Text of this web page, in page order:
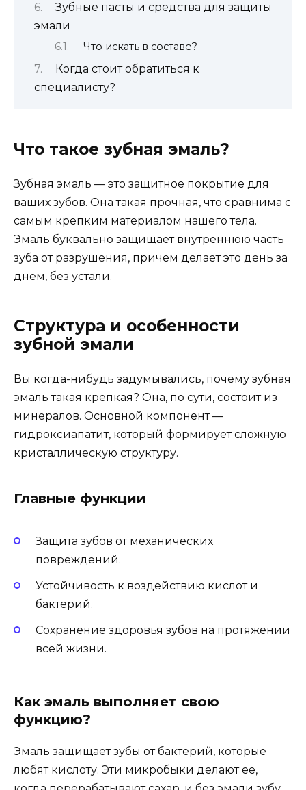
Зубные пасты и средства для защиты
эмали
Что искать в составе?
Когда стоит обратиться к
специалисту?
Что такое зубная эмаль?
Зубная эмаль — это защитное покрытие для
ваших зубов. Она такая прочная, что сравнима с
самым крепким материалом нашего тела.
Эмаль буквально защищает внутреннюю часть
зуба от разрушения, причем делает это день за
днем, без устали.
Структура и особенности
зубной эмали
Вы когда-нибудь задумывались, почему зубная
эмаль такая крепкая? Она, по сути, состоит из
минералов. Основной компонент —
гидроксиапатит, который формирует сложную
кристаллическую структуру.
Главные функции
Защита зубов от механических
повреждений.
Устойчивость к воздействию кислот и
бактерий.
Сохранение здоровья зубов на протяжении
всей жизни.
Как эмаль выполняет свою
функцию?
Эмаль защищает зубы от бактерий, которые
любят кислоту. Эти микробыки делают ее,